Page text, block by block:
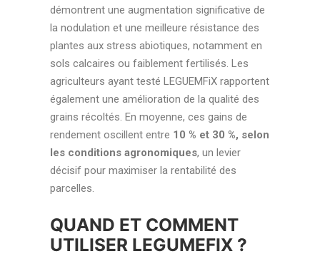
démontrent une augmentation significative de
la nodulation et une meilleure résistance des
plantes aux stress abiotiques, notamment en
sols calcaires ou faiblement fertilisés. Les
agriculteurs ayant testé LEGUEMFiX rapportent
également une amélioration de la qualité des
grains récoltés. En moyenne, ces gains de
rendement oscillent entre 10 % et 30 %, selon
les conditions agronomiques, un levier
décisif pour maximiser la rentabilité des
parcelles.
QUAND ET COMMENT
UTILISER LEGUMEFIX ?